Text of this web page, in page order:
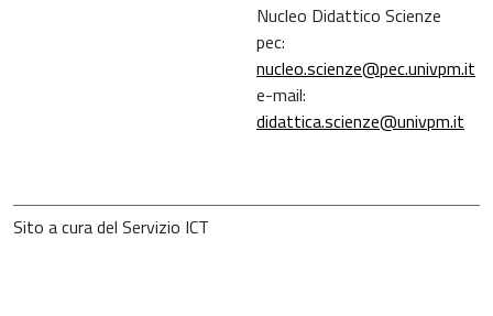
Nucleo Didattico Scienze
pec:
nucleo.scienze@pec.univpm.it
e-mail:
didattica.scienze@univpm.it
Sito a cura del Servizio ICT